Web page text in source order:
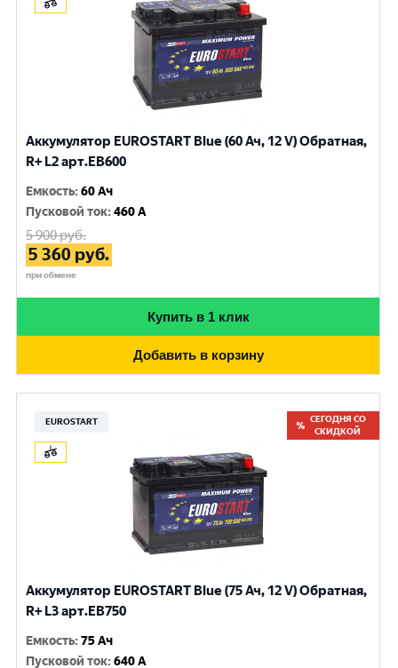
Аккумулятор EUROSTART Blue (60 Ач, 12 V) Обратная,
R+ L2 арт.EB600
Емкость:60 Ач
Пусковой ток:460 A
5 900руб.
5 360 руб.
при обмене
Купить в 1 клик
Добавить в корзину
EUROSTART
СЕГОДНЯ СО
СКИДКОЙ
Аккумулятор EUROSTART Blue (75 Ач, 12 V) Обратная,
R+ L3 арт.EB750
Емкость:75 Ач
Пусковой ток:640 A